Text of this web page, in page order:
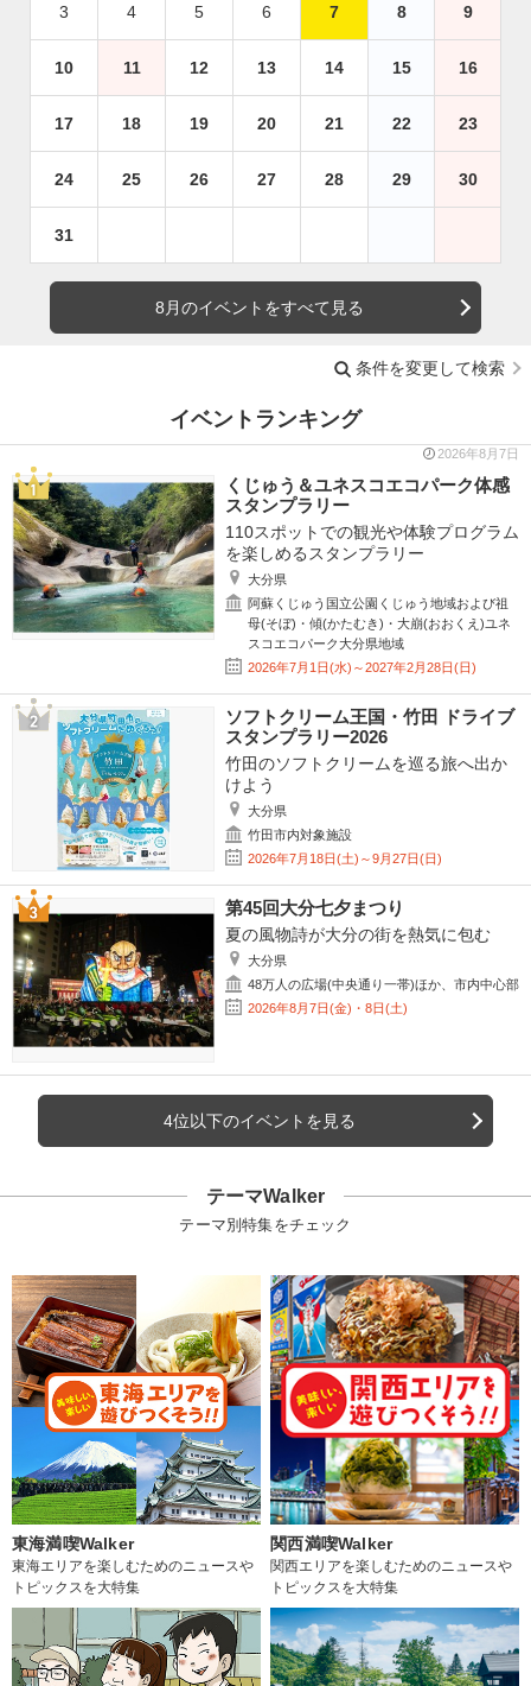
3 4 5 6 7 8 9
10 11 12 13 14 15 16
17 18 19 20 21 22 23
24 25 26 27 28 29 30
31
8月のイベントをすべて見る
条件を変更して検索
イベントランキング
2026年8月7日
くじゅう＆ユネスコエコパーク体感
スタンプラリー
110スポットでの観光や体験プログラム
を楽しめるスタンプラリー
大分県
阿蘇くじゅう国立公園くじゅう地域および祖
母(そぼ)・傾(かたむき)・大崩(おおくえ)ユネ
スコエコパーク大分県地域
2026年7月1日(水)～2027年2月28日(日)
ソフトクリーム王国・竹田 ドライブ
スタンプラリー2026
竹田のソフトクリームを巡る旅へ出か
けよう
大分県
竹田市内対象施設
2026年7月18日(土)～9月27日(日)
第45回大分七夕まつり
夏の風物詩が大分の街を熱気に包む
大分県
48万人の広場(中央通り一帯)ほか、市内中心部
2026年8月7日(金)・8日(土)
4位以下のイベントを見る
テーマWalker
テーマ別特集をチェック
東海満喫Walker
東海エリアを楽しむためのニュースや
トピックスを大特集
関西満喫Walker
関西エリアを楽しむためのニュースや
トピックスを大特集